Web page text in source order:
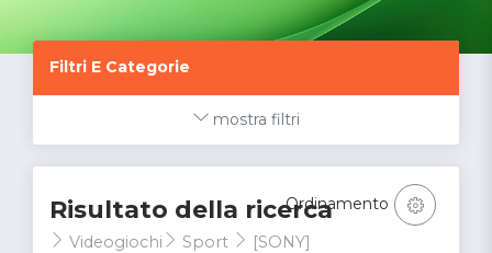
Filtri E Categorie
mostra filtri
Risultato della ricerca
Videogiochi Sport [SONY]
Ordinamento